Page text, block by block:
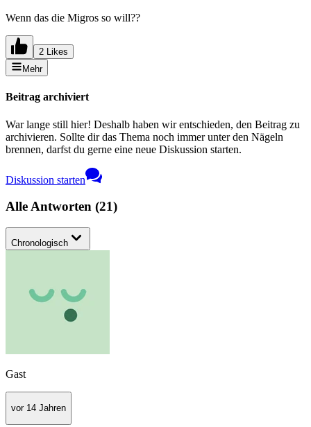
Wenn das die Migros so will??
2 Likes
Mehr
Beitrag archiviert
War lange still hier! Deshalb haben wir entschieden, den Beitrag zu
archivieren. Sollte dir das Thema noch immer unter den Nägeln
brennen, darfst du gerne eine neue Diskussion starten.
Diskussion starten
Alle Antworten (21)
Chronologisch
Gast
vor 14 Jahren